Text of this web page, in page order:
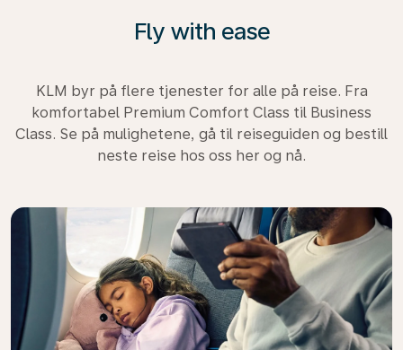
Fly with ease
KLM byr på flere tjenester for alle på reise. Fra
komfortabel Premium Comfort Class til Business
Class. Se på mulighetene, gå til reiseguiden og bestill
neste reise hos oss her og nå.